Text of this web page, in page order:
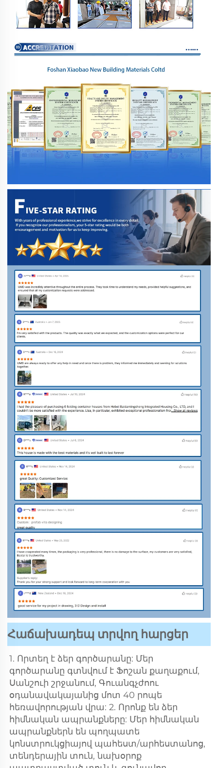
Հաճախադեպ տրվող հարցեր
1. Որտեղ է ձեր գործարանը: Մեր
գործարանը գտնվում է Ֆոշան քաղաքում,
Սանշուի շրջանում, Գուանգչժոու
օդանավակայանից մոտ 40 րոպե
հեռավորության վրա: 2. Որոնք են ձեր
հիմնական ապրանքները: Մեր հիմնական
ապրանքներն են պողպատե
կոնստրուկցիայով պահեստ/արհեստանոց,
տենդերային տուն, նախօրոք